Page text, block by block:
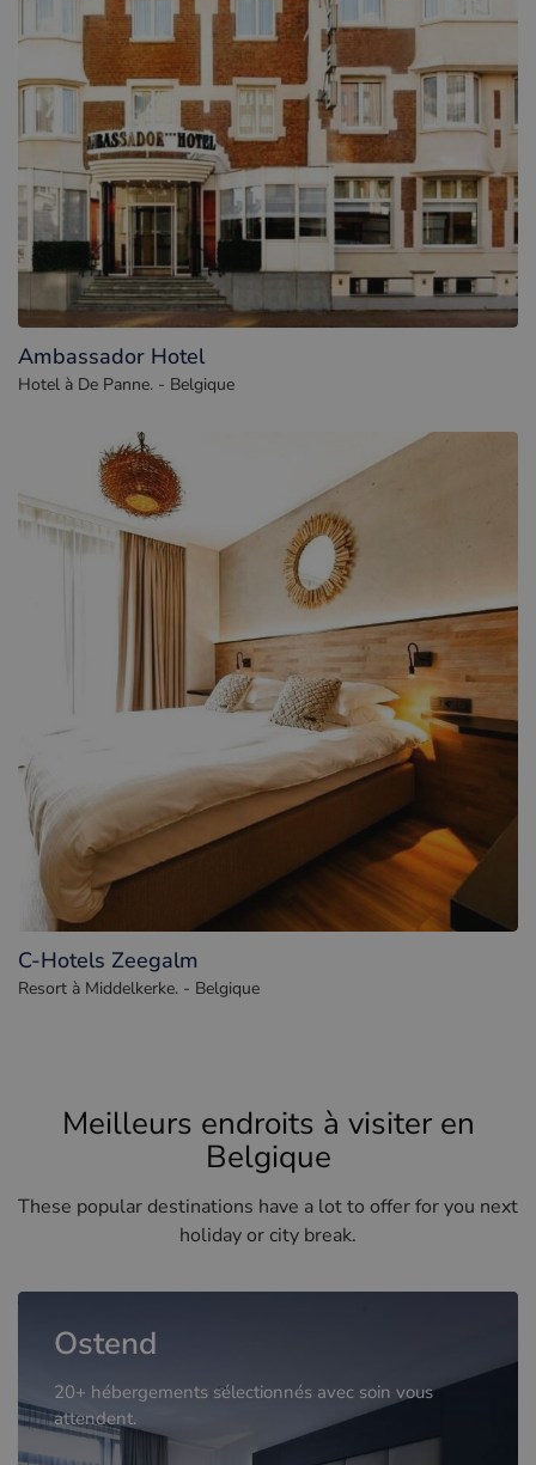
Ambassador Hotel
Hotel à De Panne. - Belgique
C-Hotels Zeegalm
Resort à Middelkerke. - Belgique
Meilleurs endroits à visiter en
Belgique
These popular destinations have a lot to offer for you next
holiday or city break.
Ostend
20+ hébergements sélectionnés avec soin vous
attendent.